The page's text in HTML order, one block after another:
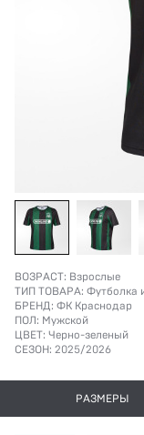
ВОЗРАСТ: Взрослые
ТИП ТОВАРА: Футболка
БРЕНД: ФК Краснодар
ПОЛ: Мужской
ЦВЕТ: Черно-зеленый
СЕЗОН: 2025/2026
РАЗМЕРЫ